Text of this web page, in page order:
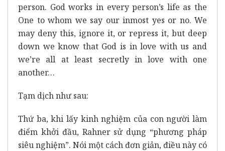
person. God works in every person’s life as the
One to whom we say our inmost yes or no. We
may deny this, ignore it, or repress it, but deep
down we know that God is in love with us and
we’re all at least secretly in love with one
another…
Tạm dịch như sau:
Thứ ba, khi lấy kinh nghiệm của con người làm
điểm khởi đầu, Rahner sử dụng “phương pháp
siêu nghiệm”. Nói một cách đơn giản, điều này có